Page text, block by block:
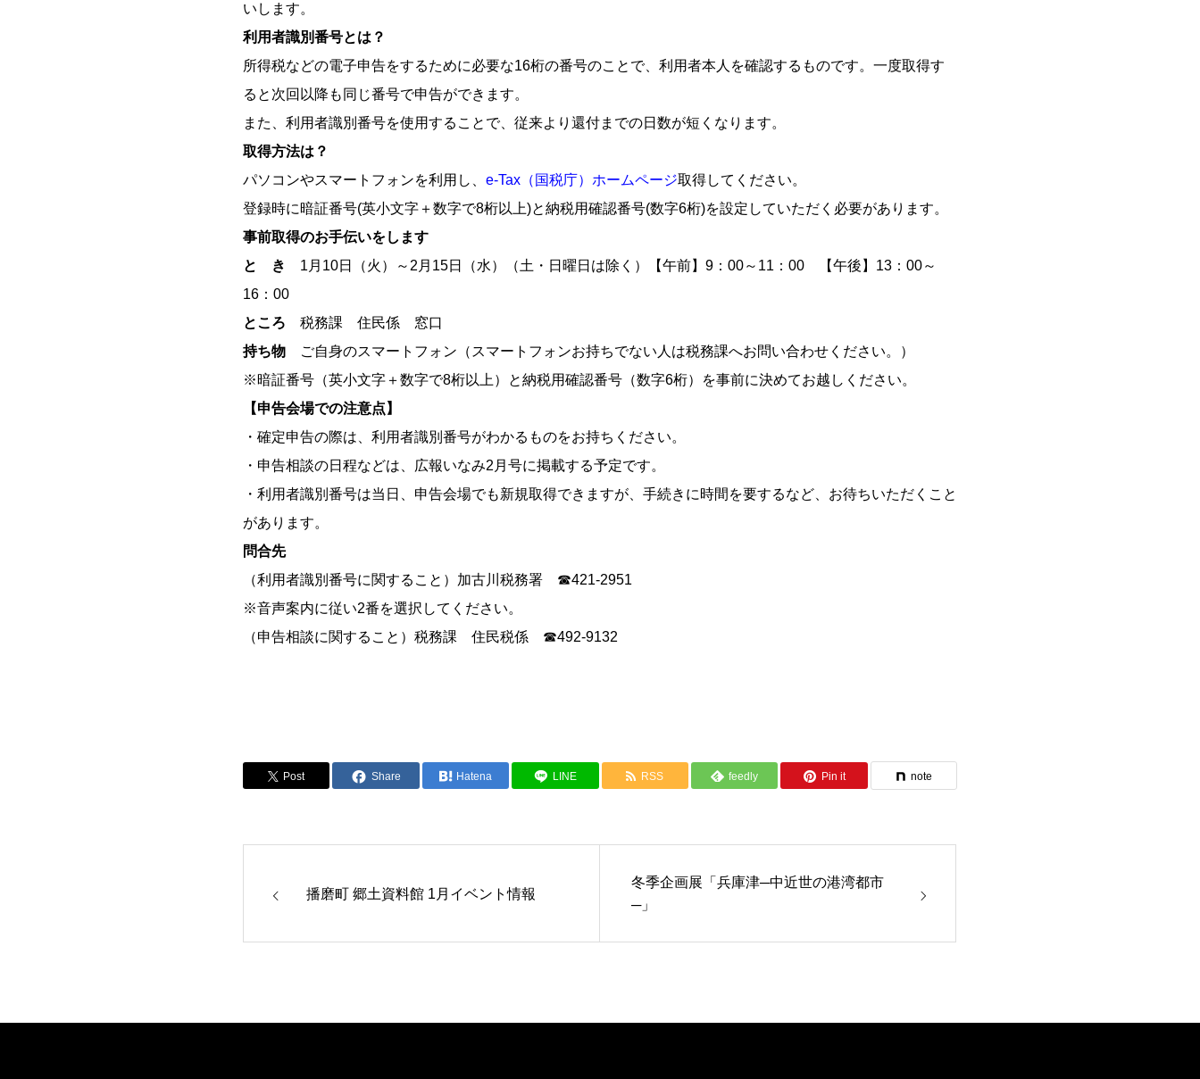
いします。
利用者識別番号とは？
所得税などの電子申告をするために必要な16桁の番号のことで、利用者本人を確認するものです。一度取得す
ると次回以降も同じ番号で申告ができます。
また、利用者識別番号を使用することで、従来より還付までの日数が短くなります。
取得方法は？
パソコンやスマートフォンを利用し、 e-Tax（国税庁）ホームページ取得してください。
登録時に暗証番号(英小文字＋数字で8桁以上)と納税用確認番号(数字6桁)を設定していただく必要があります。
事前取得のお手伝いをします
と き
1月10日（火）～2月15日（水）（土・日曜日は除く）【午前】9：00～11：00 【午後】13：00～
16：00
ところ 税務課 住民係 窓口
持ち物
ご自身のスマートフォン（スマートフォンお持ちでない人は税務課へお問い合わせください。）
※暗証番号（英小文字＋数字で8桁以上）と納税用確認番号（数字6桁）を事前に決めてお越しください。
【申告会場での注意点】
・確定申告の際は、利用者識別番号がわかるものをお持ちください。
・申告相談の日程などは、広報いなみ2月号に掲載する予定です。
・利用者識別番号は当日、申告会場でも新規取得できますが、手続きに時間を要するなど、お待ちいただくこと
があります。
問合先
（利用者識別番号に関すること）加古川税務署 ☎421-2951
※音声案内に従い2番を選択してください。
（申告相談に関すること）税務課 住民税係 ☎492-9132
Post Share Hatena LINE RSS feedly Pin it note
播磨町 郷土資料館 1月イベント情報
冬季企画展「兵庫津─中近世の港湾都市
─」